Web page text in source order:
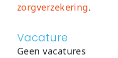
zorgverzekering.
Vacature
Geen vacatures